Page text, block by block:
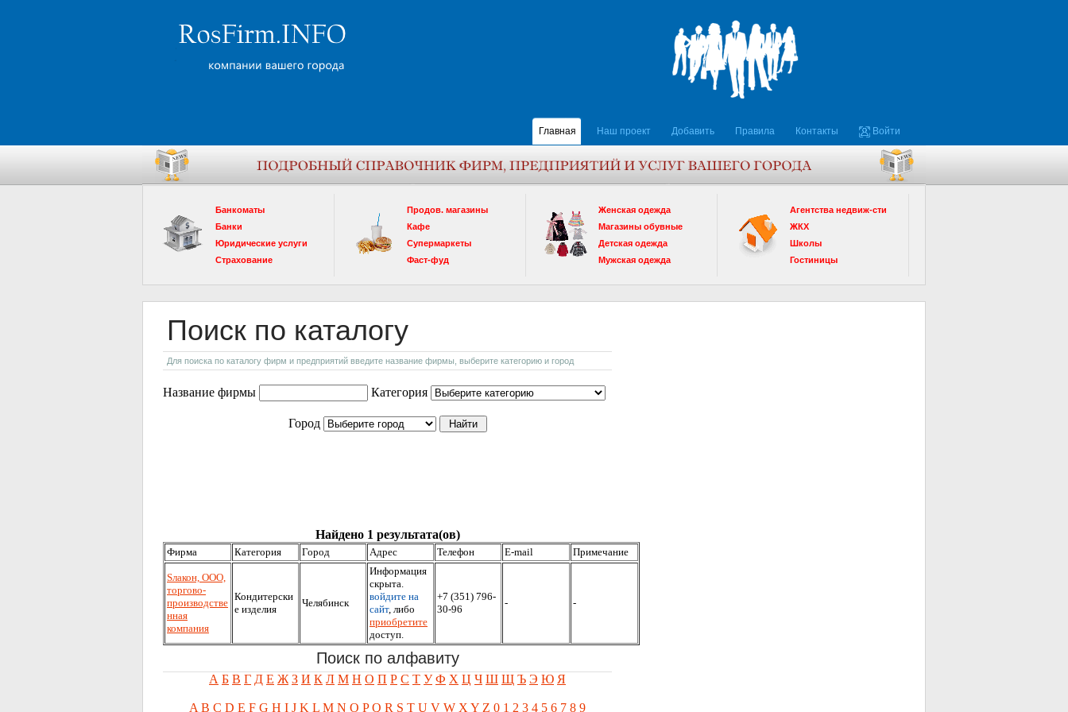
Главная Наш проект Добавить Правила Контакты Войти
Банкоматы
Банки
Юридические услуги
Страхование
Продов. магазины
Кафе
Супермаркеты
Фаст-фуд
Женская одежда
Магазины обувные
Детская одежда
Мужская одежда
Агентства недвиж-сти
ЖКХ
Школы
Гостиницы
Поиск по каталогу
Для поиска по каталогу фирм и предприятий введите название фирмы, выберите категорию и город
Название фирмы Категория
Город
Найдено 1 результата(ов)
Фирма Категория Город Адрес Телефон E-mail Примечание
Sлакон, ООО,
торгово-
производстве
нная
компания
Кондитерски
е изделия
Челябинск
Информация
скрыта.
войдите на
сайт, либо
приобретите
доступ.
+7 (351) 796-
30-96
- -
Поиск по алфавиту
А Б В Г Д Е Ж З И К Л М Н О П Р С Т У Ф Х Ц Ч Ш Щ Ъ Э Ю Я
A B C D E F G H I J K L M N O P Q R S T U V W X Y Z 0 1 2 3 4 5 6 7 8 9